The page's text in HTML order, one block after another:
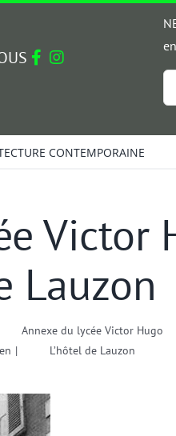
*
CONTEMPORAINE
Victor
Lauzon
|
Annexe du lycée Victor Hugo
L’hôtel de Lauzon